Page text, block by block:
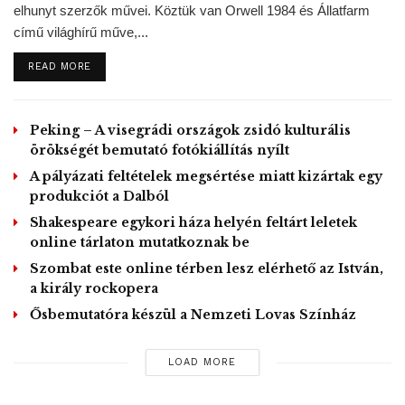
A járványveszély miatt a völgy bejáratánál és a
templomépületben védőmaszkok kaphatók, a főépületnél
és az étteremsátorban kézfertőtlenítőt helyeznek ki és arra
kérnek mindenkit, hogy a rendezvényt csak egészségesen
A Krisna-völgyi búcsúról bővebb információk a
krisnavolgy.hu oldalon olvashatók.
MA / MTI, Fotó – Krisnavölgy.hu
Tags: Krisna-völgyi búcsú önfenntartás Somogyvámos
elhunyt szerzők művei. Köztük van Orwell 1984 és Állatfarm
című világhírű műve,...
READ MOREDETAILS
Peking – A visegrádi országok zsidó kulturális
örökségét bemutató fotókiállítás nyílt
A pályázati feltételek megsértése miatt kizártak egy
produkciót a Dalból
Shakespeare egykori háza helyén feltárt leletek
online tárlaton mutatkoznak be
Szombat este online térben lesz elérhető az István,
a király rockopera
Ősbemutatóra készül a Nemzeti Lovas Színház
LOAD MORE